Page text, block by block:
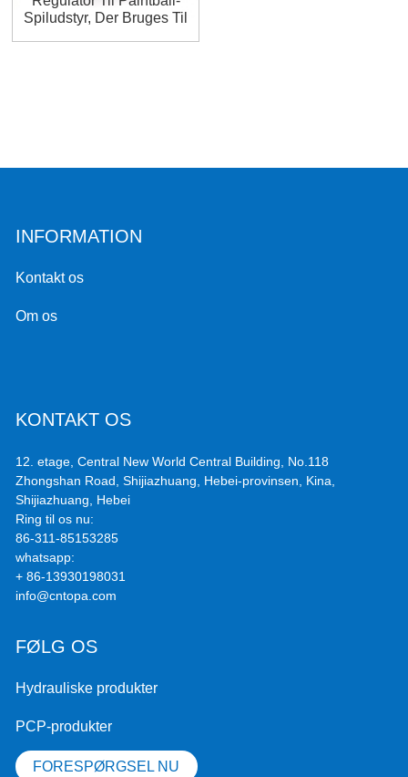
Spiludstyr, Der Bruges Til
INFORMATION
Kontakt os
Om os
KONTAKT OS
12. etage, Central New World Central Building, No.118
Zhongshan Road, Shijiazhuang, Hebei-provinsen, Kina,
Shijiazhuang, Hebei
Ring til os nu:
86-311-85153285
whatsapp:
+ 86-13930198031
info@cntopa.com
FØLG OS
Hydrauliske produkter
PCP-produkter
FORESPØRGSEL NU